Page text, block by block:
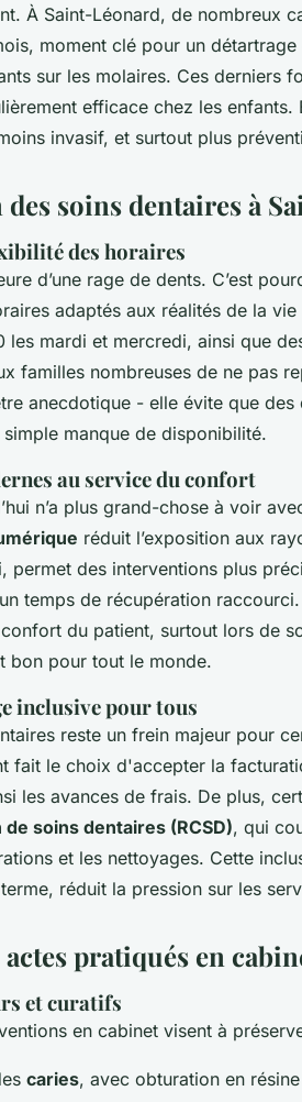
À Saint-Léonard, de nombreux
moment clé pour un
sur les molaires. Ces derniers
efficace chez les
invasif, et surtout plus
soins dentaires à
des horaires
d’une rage de dents. C’est
adaptés aux réalités de la
les mardi et mercredi, ainsi que
familles nombreuses de ne pas
anecdotique - elle évite que
manque de disponibilité.
au service du confort
n’a plus grand-chose à voir
réduit l’exposition aux
permet des interventions plus
temps de récupération
du patient, surtout lors de
bon pour tout le monde.
inclusive pour tous
reste un frein majeur pour
fait le choix d'accepter la
les avances de frais. De plus,
de soins dentaires (RCSD), qui
et les nettoyages. Cette
réduit la pression sur les
pratiqués en
et curatifs
en cabinet visent à
caries, avec obturation en